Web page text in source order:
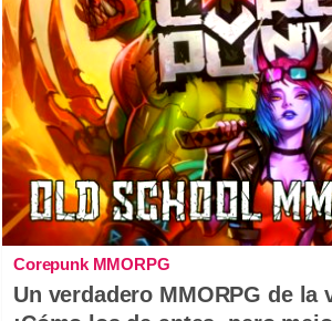
Corepunk MMORPG
Un verdadero MMORPG de la